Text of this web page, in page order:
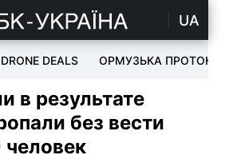
UA
DRONE DEALS ОРМУЗЬКА ПРОТОКА
в результате
без вести